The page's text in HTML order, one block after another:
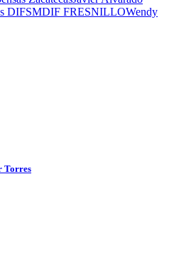
DIFSMDIF FRESNILLOWendy
Torres